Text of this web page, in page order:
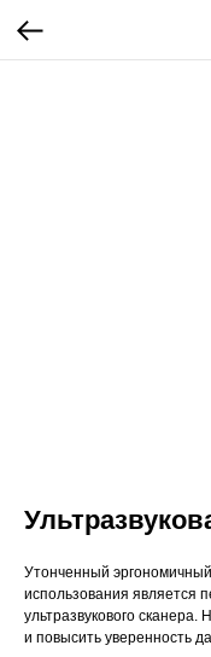
Утонченный
использования является
ультразвукового
и повысить уверенность